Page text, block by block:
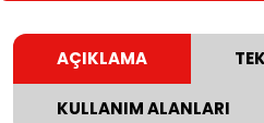
AÇIKLAMA
KULLANIM ALANLARI